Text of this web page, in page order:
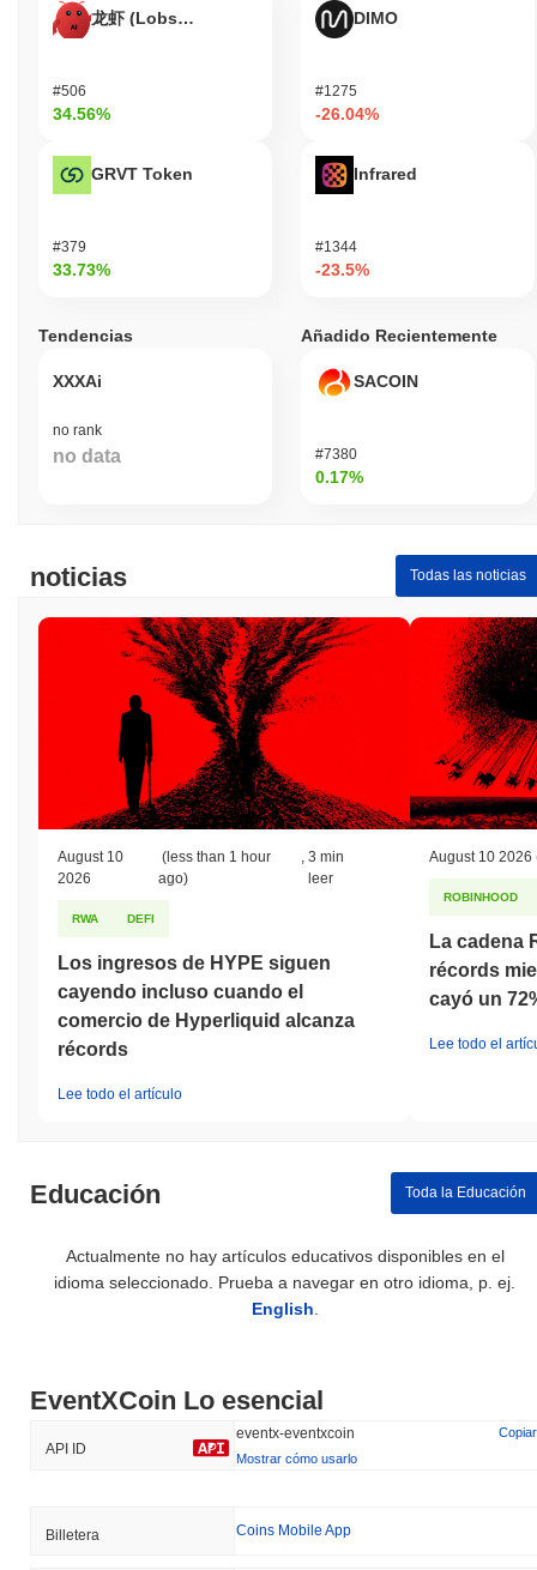
龙虾 (Lobster)
#506
34.56%
GRVT Token
#379
33.73%
DIMO
#1275
-26.04%
Infrared
#1344
-23.5%
Tendencias
XXXAi
no rank
no data
Añadido Recientemente
SACOIN
#7380
0.17%
noticias Todas las noticias
August 10
2026
(less than 1 hour
ago)
,3 min
leer
RWA DEFI
Los ingresos de HYPE siguen
cayendo incluso cuando el
comercio de Hyperliquid alcanza
récords
Lee todo el artículo
August 10 2026
ROBINHOOD
La cadena
récords
cayó un
Lee todo el
Educación Toda la Educación
Actualmente no hay artículos educativos disponibles en el
idioma seleccionado. Prueba a navegar en otro idioma, p. ej.
English
EventXCoin Lo esencial
API ID
eventx-eventxcoin
Copiar
Mostrar cómo usarlo
Billetera Coins Mobile App